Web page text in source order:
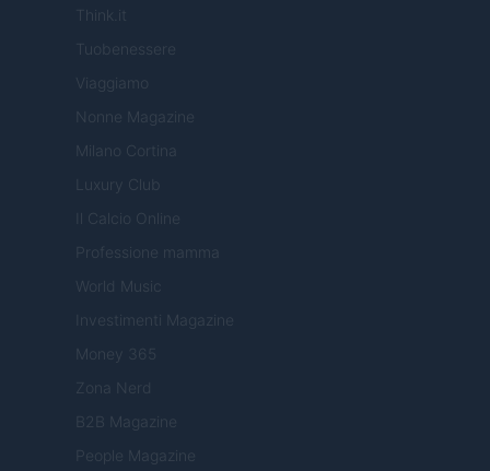
Think.it
Tuobenessere
Viaggiamo
Nonne Magazine
Milano Cortina
Luxury Club
Il Calcio Online
Professione mamma
World Music
Investimenti Magazine
Money 365
Zona Nerd
B2B Magazine
People Magazine